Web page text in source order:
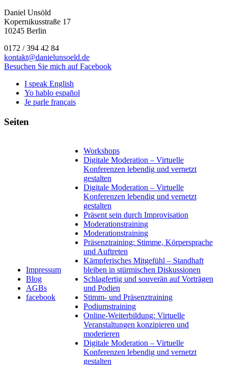
Daniel Unsöld
Kopernikusstraße 17
10245 Berlin
0172 / 394 42 84
kontakt@danielunsoeld.de
Besuchen Sie mich auf Facebook
I speak English
Yo hablo español
Je parle français
Seiten
Impressum
Blog
AGBs
facebook
Workshops
Digitale Moderation – Virtuelle
Konferenzen lebendig und vernetzt
gestalten
Digitale Moderation – Virtuelle
Konferenzen lebendig und vernetzt
gestalten
Präsent sein durch Improvisation
Moderationstraining
Moderationstraining
Präsenztraining: Stimme, Körpersprache
und Auftreten
Kämpferisches Mitgefühl – Standhaft
bleiben in stürmischen Diskussionen
Schlagfertig und souverän auf Vorträgen
und Podien
Stimm- und Präsenztraining
Podiumstraining
Online-Weiterbildung: Virtuelle
Veranstaltungen konzipieren und
moderieren
Digitale Moderation – Virtuelle
Konferenzen lebendig und vernetzt
gestalten